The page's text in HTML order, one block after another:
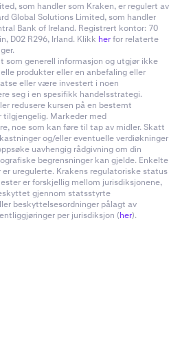
som handler som Kraken, er regulert av
Global Solutions Limited, som handler
Bank of Ireland. Registrert kontor: 70
D02 R296, Irland. Klikk herfor relaterte
som generell informasjon og utgjør ikke
produkter eller en anbefaling eller
eller være investert i noen
seg i en spesifikk handelsstrategi.
redusere kursen på en bestemt
tilgjengelig. Markeder med
noe som kan føre til tap av midler. Skatt
og/eller eventuelle verdiøkninger
uavhengig rådgivning om din
begrensninger kan gjelde. Enkelte
uregulerte. Krakens regulatoriske status
er forskjellig mellom jurisdiksjonene,
gjennom statsstyrte
beskyttelsesordninger pålagt av
per jurisdiksjon (her).